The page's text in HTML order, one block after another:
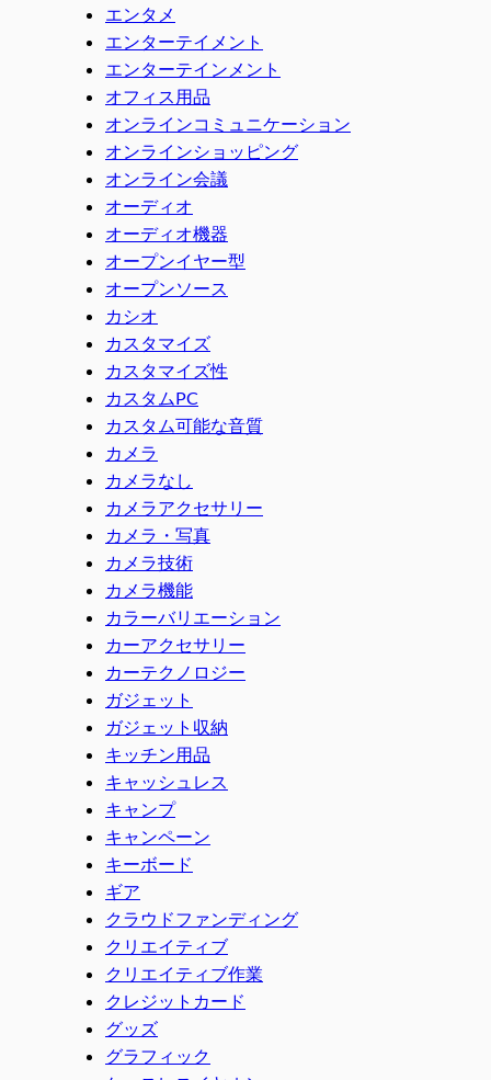
エンタメ
エンターテイメント
エンターテインメント
オフィス用品
オンラインコミュニケーション
オンラインショッピング
オンライン会議
オーディオ
オーディオ機器
オープンイヤー型
オープンソース
カシオ
カスタマイズ
カスタマイズ性
カスタムPC
カスタム可能な音質
カメラ
カメラなし
カメラアクセサリー
カメラ・写真
カメラ技術
カメラ機能
カラーバリエーション
カーアクセサリー
カーテクノロジー
ガジェット
ガジェット収納
キッチン用品
キャッシュレス
キャンプ
キャンペーン
キーボード
ギア
クラウドファンディング
クリエイティブ
クリエイティブ作業
クレジットカード
グッズ
グラフィック